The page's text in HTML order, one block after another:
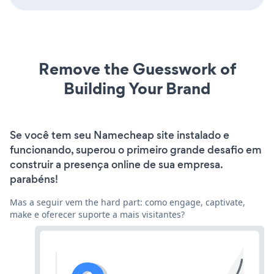
Remove the Guesswork of
Building Your Brand
Se você tem seu Namecheap site instalado e
funcionando, superou o primeiro grande desafio em
construir a presença online de sua empresa.
parabéns!
Mas a seguir vem the hard part: como engage, captivate,
make e oferecer suporte a mais visitantes?